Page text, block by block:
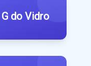
do Vidro